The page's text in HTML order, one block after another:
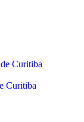
Curitiba
Curitiba